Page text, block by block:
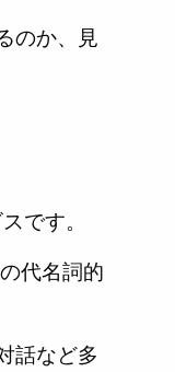
のか、見
です。
代名詞的
話など多